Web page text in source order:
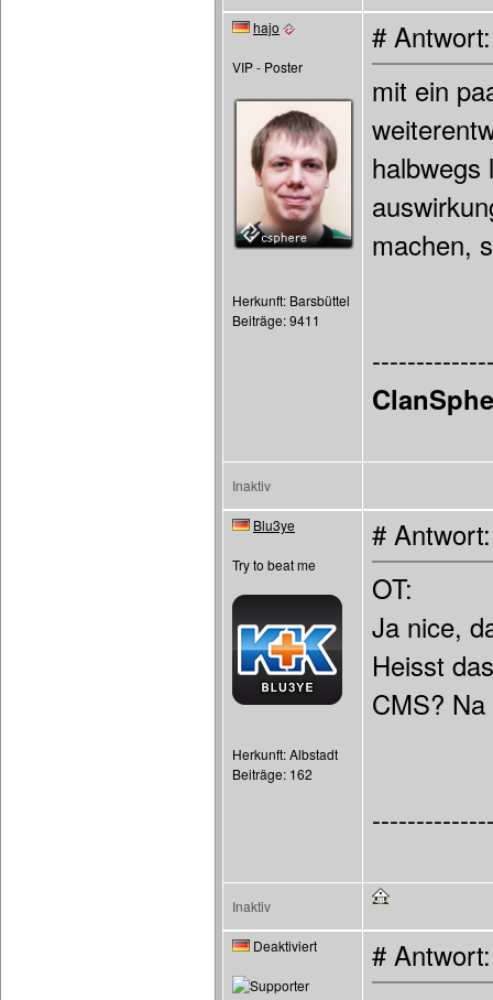
hajo
VIP - Poster
Herkunft: Barsbüttel
Beiträge: 9411
#
mit ein
halbwegs
machen,
Inaktiv
Blu3ye
Try to beat me
Herkunft: Albstadt
Beiträge: 162
#
OT:
Ja nice,
Heisst
CMS?
Inaktiv
Deaktiviert
#